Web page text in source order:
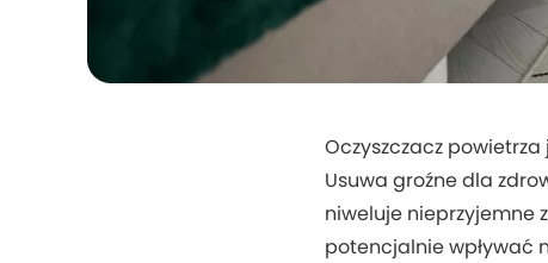
Oczyszczacz
Usuwa groźne dla
niweluje nieprzyjemne
potencjalnie wpływać